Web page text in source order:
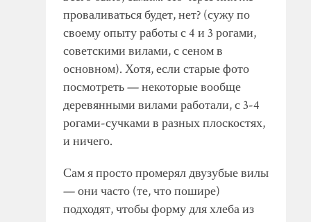
проваливаться будет, нет? (сужу по
своему опыту работы с 4 и 3 рогами,
советскими вилами, с сеном в
основном). Хотя, если старые фото
посмотреть — некоторые вообще
деревянными вилами работали, с 3-4
рогами-сучками в разных плоскостях,
и ничего.
Сам я просто промерял двузубые вилы
— они часто (те, что пошире)
подходят, чтобы форму для хлеба из